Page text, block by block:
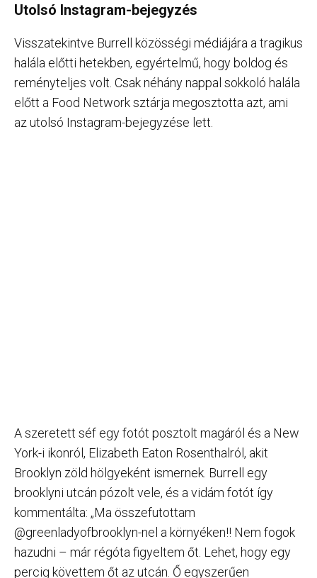
Utolsó Instagram-bejegyzés
Visszatekintve Burrell közösségi médiájára a tragikus
halála előtti hetekben, egyértelmű, hogy boldog és
reményteljes volt. Csak néhány nappal sokkoló halála
előtt a Food Network sztárja megosztotta azt, ami
az utolsó Instagram-bejegyzése lett.
A szeretett séf egy fotót posztolt magáról és a New
York-i ikonról, Elizabeth Eaton Rosenthalról, akit
Brooklyn zöld hölgyeként ismernek. Burrell egy
brooklyni utcán pózolt vele, és a vidám fotót így
kommentálta: „Ma összefutottam
@greenladyofbrooklyn-nel a környéken!! Nem fogok
hazudni – már régóta figyeltem őt. Lehet, hogy egy
percig követtem őt az utcán. Ő egyszerűen